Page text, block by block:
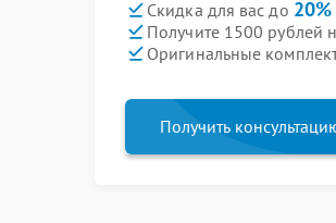
Скидка для вас до 20%
Получите 1500 рублей
Оригинальные
Получить